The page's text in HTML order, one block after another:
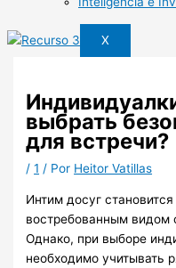
X
выбрать
для встречи?
/1 / Por Heitor Vatillas
Интим досуг
востребованным видом
Однако, при выборе
необходимо учитывать